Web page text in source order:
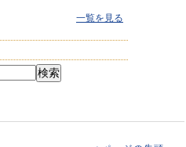
一覧を見る